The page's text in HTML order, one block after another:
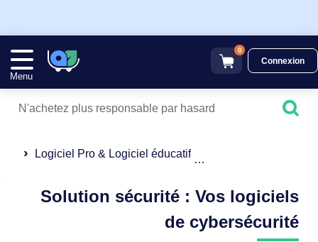
Menu
0
Connexion
Logiciel Pro & Logiciel éducatif
Solution sécurité : Vos logiciels
de cybersécurité